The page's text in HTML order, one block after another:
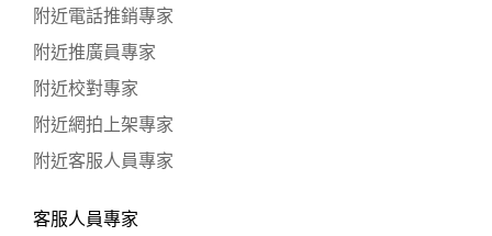
附近電話推銷專家
附近推廣員專家
附近校對專家
附近網拍上架專家
附近客服人員專家
客服人員專家